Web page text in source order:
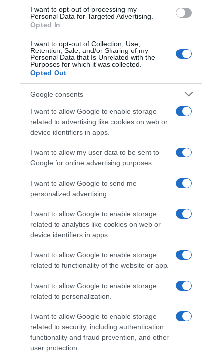
I want to opt-out of processing my
Personal Data for Targeted Advertising.
Opted In
I want to opt-out of Collection, Use,
Retention, Sale, and/or Sharing of my
Personal Data that Is Unrelated with the
Purposes for which it was collected.
Opted Out
Google consents
I want to allow Google to enable storage
related to advertising like cookies on web or
device identifiers in apps.
I want to allow my user data to be sent to
Google for online advertising purposes.
I want to allow Google to send me
personalized advertising.
I want to allow Google to enable storage
related to analytics like cookies on web or
device identifiers in apps.
I want to allow Google to enable storage
related to functionality of the website or app.
I want to allow Google to enable storage
related to personalization.
I want to allow Google to enable storage
related to security, including authentication
functionality and fraud prevention, and other
user protection.
financiële rapporten of strategische ontwikkelingsplannen
van de groep, kunt u de AcerInox-website bezoeken, en
Van welke aandelenindex maakt de AcerInox-
groep deel uit?
Misschien weet u al dat het bedrijf AcerInox een van de
grootste bedrijven in Spanje is, zowel in termen van omzet
als in termen van marktkapitalisatie. Het is echter ook
interessant om op te merken dat deze aandelen momenteel
zijn genoteerd in de benchmark aandelenindex van de
Spaanse markt, namelijk de Ibex 35, omdat ze tot de 35
AUTEUR
Redactieraad